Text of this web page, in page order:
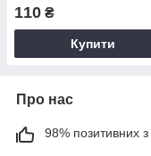
110 ₴
Купити
Про нас
98% позитивних з